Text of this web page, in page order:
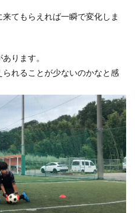
てもらえれば一瞬で変化しま
ります。
れることが少ないのかなと感